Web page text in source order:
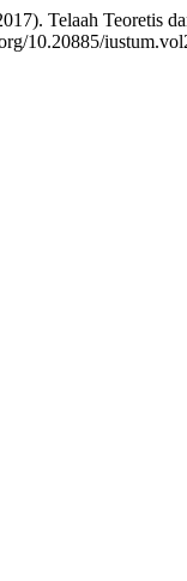
Telaah Teoretis
10.20885/